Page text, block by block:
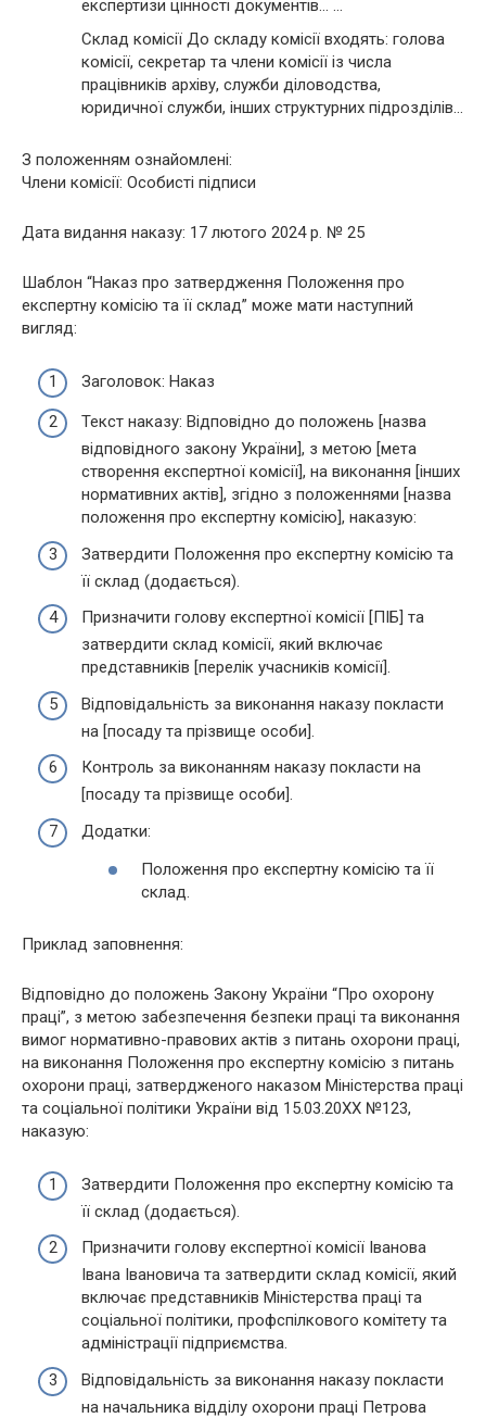
експертизи цінності документів… …
Склад комісії До складу комісії входять: голова
комісії, секретар та члени комісії із числа
працівників архіву, служби діловодства,
юридичної служби, інших структурних підрозділів…
З положенням ознайомлені:
Члени комісії: Особисті підписи
Дата видання наказу: 17 лютого 2024 р. № 25
Шаблон “Наказ про затвердження Положення про
експертну комісію та її склад” може мати наступний
вигляд:
Заголовок: Наказ
Текст наказу: Відповідно до положень [назва
відповідного закону України], з метою [мета
створення експертної комісії], на виконання [інших
нормативних актів], згідно з положеннями [назва
положення про експертну комісію], наказую:
Затвердити Положення про експертну комісію та
її склад (додається).
Призначити голову експертної комісії [ПІБ] та
затвердити склад комісії, який включає
представників [перелік учасників комісії].
Відповідальність за виконання наказу покласти
на [посаду та прізвище особи].
Контроль за виконанням наказу покласти на
[посаду та прізвище особи].
Додатки:
Положення про експертну комісію та її
склад.
Приклад заповнення:
Відповідно до положень Закону України “Про охорону
праці”, з метою забезпечення безпеки праці та виконання
вимог нормативно-правових актів з питань охорони праці,
на виконання Положення про експертну комісію з питань
охорони праці, затвердженого наказом Міністерства праці
та соціальної політики України від 15.03.20XX №123,
наказую:
Затвердити Положення про експертну комісію та
її склад (додається).
Призначити голову експертної комісії Іванова
Івана Івановича та затвердити склад комісії, який
включає представників Міністерства праці та
соціальної політики, профспілкового комітету та
адміністрації підприємства.
Відповідальність за виконання наказу покласти
на начальника відділу охорони праці Петрова